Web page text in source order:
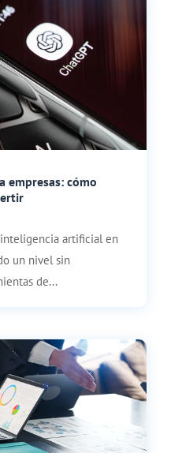
empresas: cómo
artificial en
un nivel sin
de...